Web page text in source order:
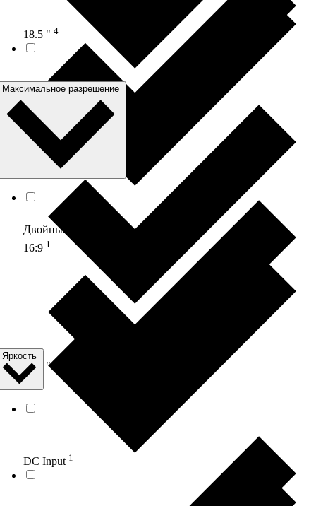
Двойные направляющие
AC Input 15
DC Input 1
18.5 " 4
15.6 "1
16:9 1
Максимальное разрешение
Яркость